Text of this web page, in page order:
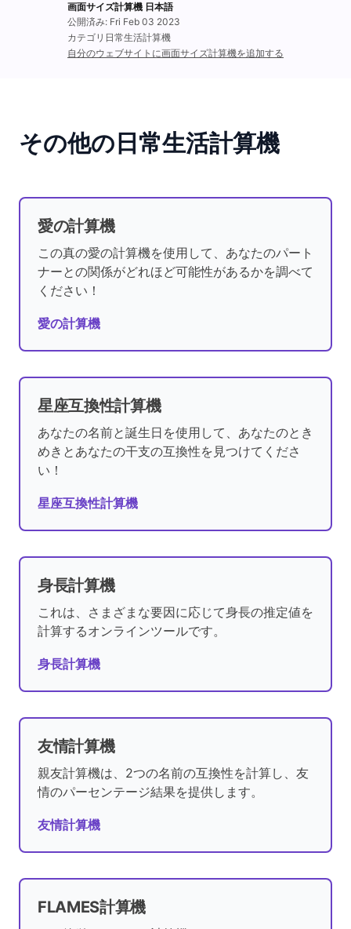
画面サイズ計算機 日本語
公開済み: Fri Feb 03 2023
カテゴリ日常生活計算機
自分のウェブサイトに画面サイズ計算機を追加する
その他の日常生活計算機
愛の計算機
この真の愛の計算機を使用して、あなたのパート
ナーとの関係がどれほど可能性があるかを調べて
ください！
愛の計算機
星座互換性計算機
あなたの名前と誕生日を使用して、あなたのとき
めきとあなたの干支の互換性を見つけてくださ
い！
星座互換性計算機
身長計算機
これは、さまざまな要因に応じて身長の推定値を
計算するオンラインツールです。
身長計算機
友情計算機
親友計算機は、2つの名前の互換性を計算し、友
情のパーセンテージ結果を提供します。
友情計算機
FLAMES計算機